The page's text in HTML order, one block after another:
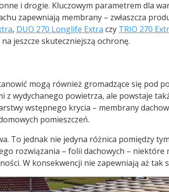
i drogie. Kluczowym parametrem dla
zapewniają membrany – zwłaszcza
, DUO 270 Longlife Extra czy TRIO 270
jeszcze skuteczniejszą ochronę.
mogą również gromadzące się pod
wydychanego powietrza, ale powstaje
wstępnego krycia – membrany
pomieszczeń.
To jednak nie jedyna różnica pomiędzy
rozwiązania – folii dachowych –
W konsekwencji nie zapewniają aż tak